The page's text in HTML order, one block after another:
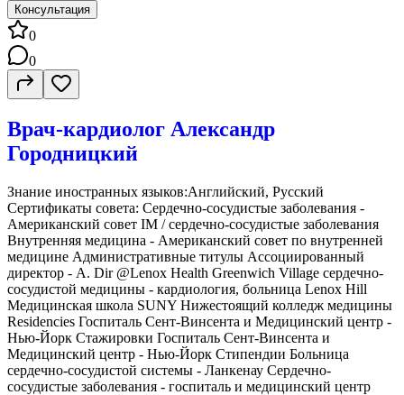
Консультация
0
0
Врач-кардиолог Александр
Городницкий
Знание иностранных языков:Английский, Русский
Сертификаты совета: Сердечно-сосудистые заболевания -
Американский совет IM / сердечно-сосудистые заболевания
Внутренняя медицина - Американский совет по внутренней
медицине Административные титулы Ассоциированный
директор - A. Dir @Lenox Health Greenwich Village сердечно-
сосудистой медицины - кардиология, больница Lenox Hill
Медицинская школа SUNY Нижестоящий колледж медицины
Residencies Госпиталь Сент-Винсента и Медицинский центр -
Нью-Йорк Стажировки Госпиталь Сент-Винсента и
Медицинский центр - Нью-Йорк Стипендии Больница
сердечно-сосудистой системы - Ланкенау Сердечно-
сосудистые заболевания - госпиталь и медицинский центр